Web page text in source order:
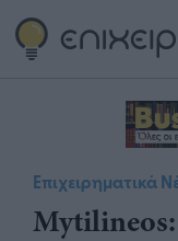
Επιχειρηματικά
​Mytilineos: